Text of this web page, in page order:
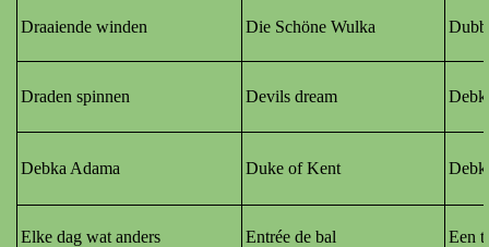
Draaiende winden Die Schöne Wulka
Draden spinnen Devils dream
Debka Adama Duke of Kent
Elke dag wat anders Entrée de bal Een